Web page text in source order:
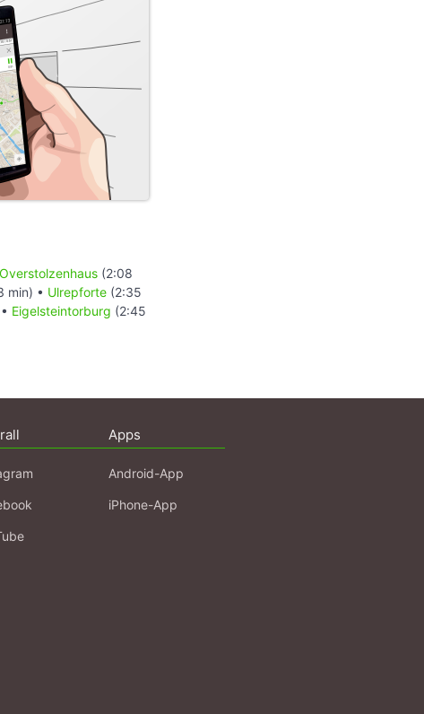
Overstolzenhaus (2:08
min) • Ulrepforte (2:35
Eigelsteintorburg (2:45
Apps
Android-App
iPhone-App